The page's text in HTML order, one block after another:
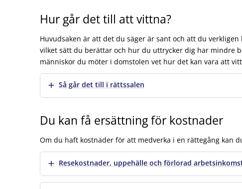
Hur går det till att vittna?
Huvudsaken är att det du säger är sant och att du
vilket sätt du berättar och hur du uttrycker dig har mindre
människor du möter i domstolen vet hur det kan vara att
Visa merSå går det till i rättssalen
Du kan få ersättning för kostnader
Om du haft kostnader för att medverka i en rättegång kan
Visa merResekostnader, uppehälle och förlorad